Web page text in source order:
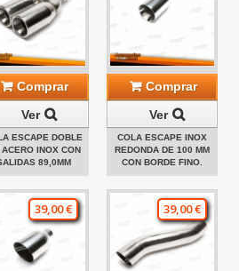
Comprar
Ver
ESCAPE DOBLE
ACERO INOX CON
89,0MM
Comprar
Ver
COLA ESCAPE INOX
REDONDA DE 100 MM
CON BORDE FINO.
39,00 € 39,00 €